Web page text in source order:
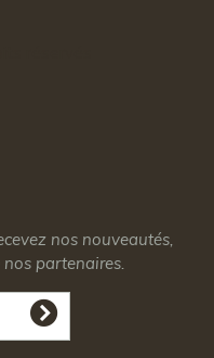
nos nouveautés,
partenaires.